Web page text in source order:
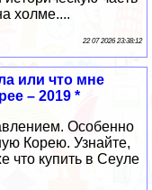
холме....
22 07 2026 23:38:12
или что мне
– 2019 *
Особенно
Корею. Узнайте,
что купить в Сеуле